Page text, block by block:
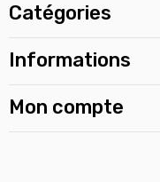
Catégories
Informations
Mon compte